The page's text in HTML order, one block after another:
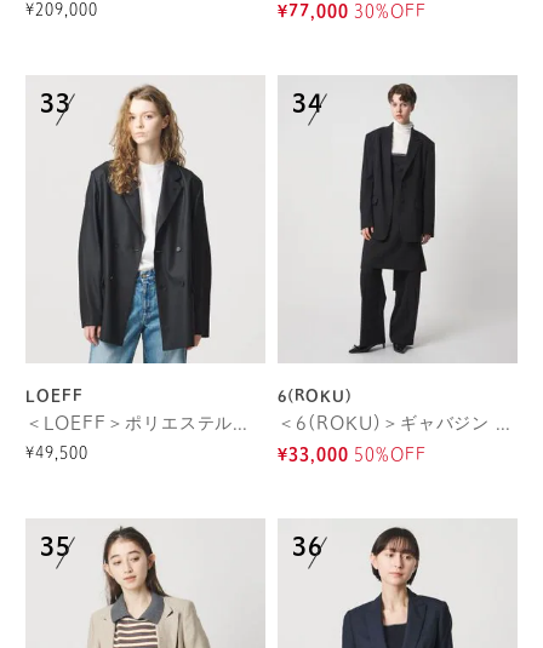
¥209,000 ¥77,000 30%OFF
LOEFF
＜LOEFF＞ポリエステルボイル ジャケット
¥49,500
6(ROKU)
＜6(ROKU)＞ギャバジン ブラック ジャケット
¥33,000 50%OFF